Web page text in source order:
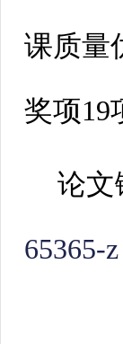
课质量
奖项19
论文
65365-z